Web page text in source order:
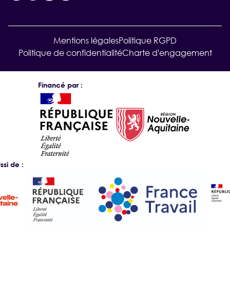
Mentions légalesPolitique RGPD
Politique de confidentialitéCharte d'engagement
Financé par :
de :